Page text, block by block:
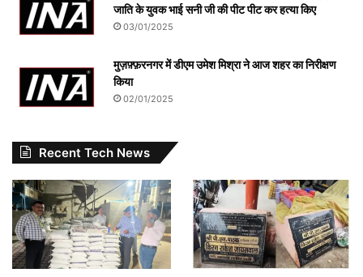
जाति के युवक भाई सनी जी की पीट पीट कर हत्या किए
03/01/2025
मुज़फ़्फ़रनगर में डीएम उमेश मिश्रा ने आज शहर का निरीक्षण
किया
02/01/2025
Recent Tech News